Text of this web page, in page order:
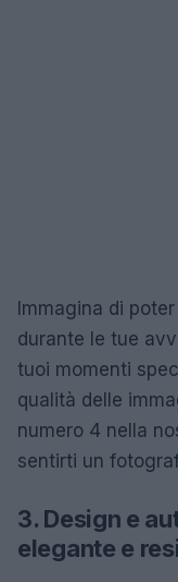
Immagina di
durante le tue
tuoi momenti
qualità delle
numero 4 nella
sentirti un
3. Design e
elegante e